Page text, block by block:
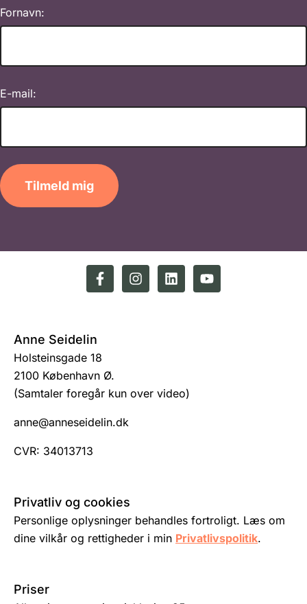
Fornavn:
E-mail:
Tilmeld mig
Anne Seidelin
Holsteinsgade 18
2100 København Ø.
(Samtaler foregår kun over video)
anne@anneseidelin.dk
CVR: 34013713
Privatliv og cookies
Personlige oplysninger behandles fortroligt. Læs om
dine vilkår og rettigheder i min Privatlivspolitik.
Priser